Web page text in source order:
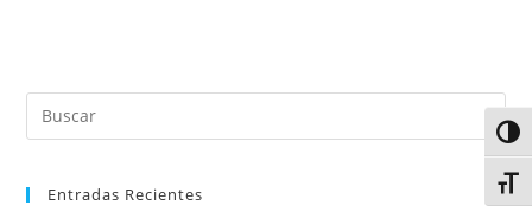
Entradas Recientes